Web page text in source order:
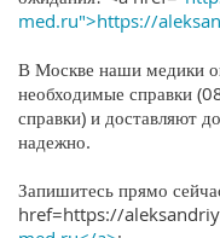
med.ru">https://
В Москве наши медики
необходимые справки
справки) и доставляют
надежно.
Запишитесь прямо
href=https://